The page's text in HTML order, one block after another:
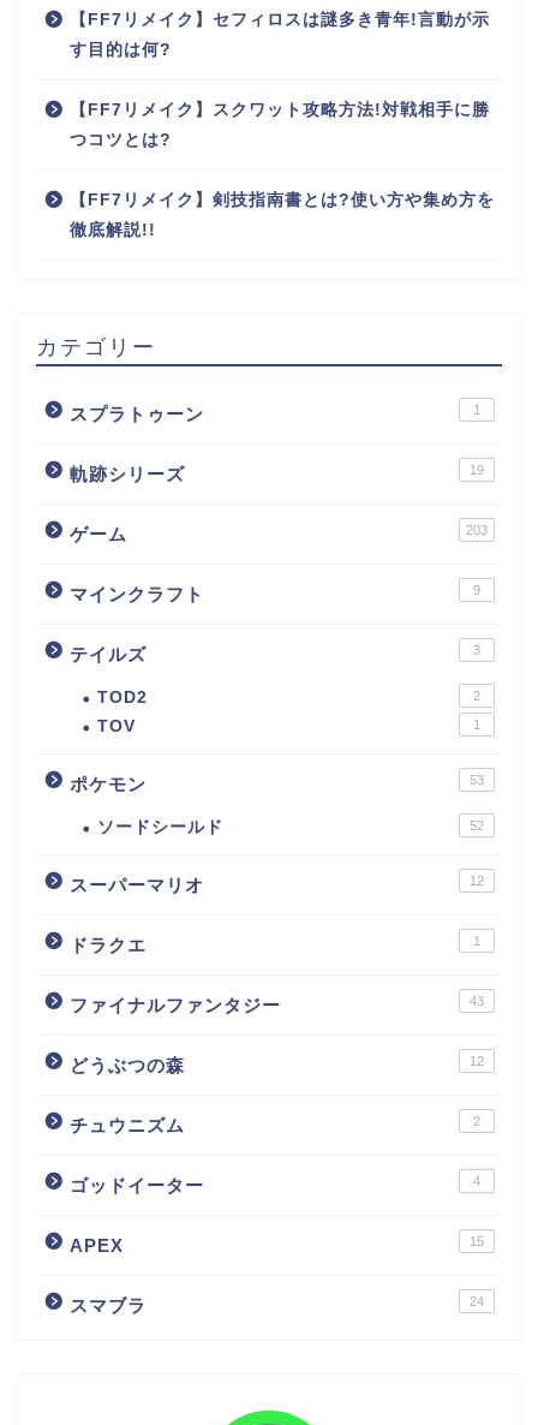
【FF7リメイク】セフィロスは謎多き青年!言動が示
す目的は何?
【FF7リメイク】スクワット攻略方法!対戦相手に勝
つコツとは?
【FF7リメイク】剣技指南書とは?使い方や集め方を
徹底解説!!
カテゴリー
スプラトゥーン 1
軌跡シリーズ 19
ゲーム 203
マインクラフト 9
テイルズ 3
TOD2 2
TOV 1
ポケモン 53
ソードシールド 52
スーパーマリオ 12
ドラクエ 1
ファイナルファンタジー 43
どうぶつの森 12
チュウニズム 2
ゴッドイーター 4
APEX 15
スマブラ 24